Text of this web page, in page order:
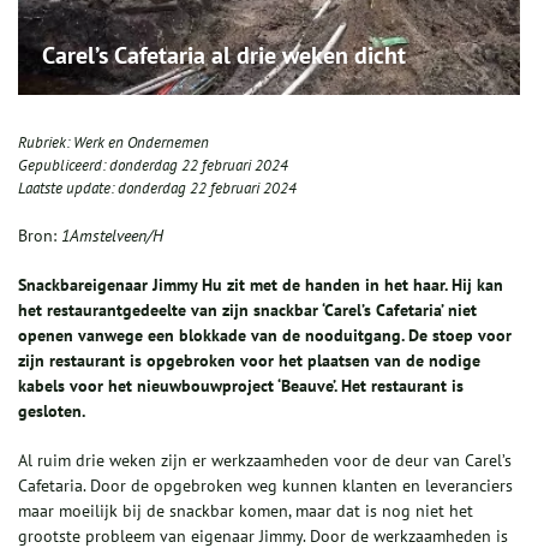
Carel’s Cafetaria al drie weken dicht
Rubriek:Werk en Ondernemen
Gepubliceerd:donderdag 22 februari 2024
Laatste update:donderdag 22 februari 2024
Bron: 1Amstelveen/H
Snackbareigenaar Jimmy Hu zit met de handen in het haar. Hij kan
het restaurantgedeelte van zijn snackbar ‘Carel’s Cafetaria’ niet
openen vanwege een blokkade van de nooduitgang. De stoep voor
zijn restaurant is opgebroken voor het plaatsen van de nodige
kabels voor het nieuwbouwproject ‘Beauve’. Het restaurant is
gesloten.
Al ruim drie weken zijn er werkzaamheden voor de deur van Carel’s
Cafetaria. Door de opgebroken weg kunnen klanten en leveranciers
maar moeilijk bij de snackbar komen, maar dat is nog niet het
grootste probleem van eigenaar Jimmy. Door de werkzaamheden is